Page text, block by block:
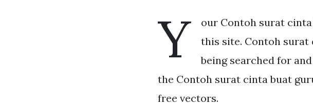
Y
our Contoh surat
this site. Contoh
being searched for
the Contoh surat cinta buat
free vectors.